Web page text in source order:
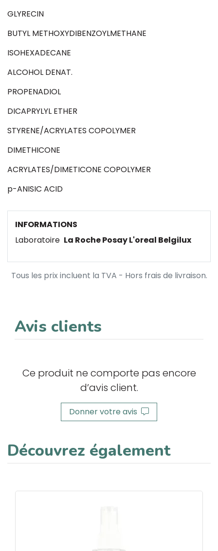
GLYRECIN
BUTYL METHOXYDIBENZOYLMETHANE
ISOHEXADECANE
ALCOHOL DENAT.
PROPENADIOL
DICAPRYLYL ETHER
STYRENE/ACRYLATES COPOLYMER
DIMETHICONE
ACRYLATES/DIMETICONE COPOLYMER
p-ANISIC ACID
INFORMATIONS
Laboratoire La Roche Posay L'oreal Belgilux
Tous les prix incluent la TVA - Hors frais de livraison.
Avis clients
Ce produit ne comporte pas encore
d’avis client.
Donner votre avis
Découvrez également